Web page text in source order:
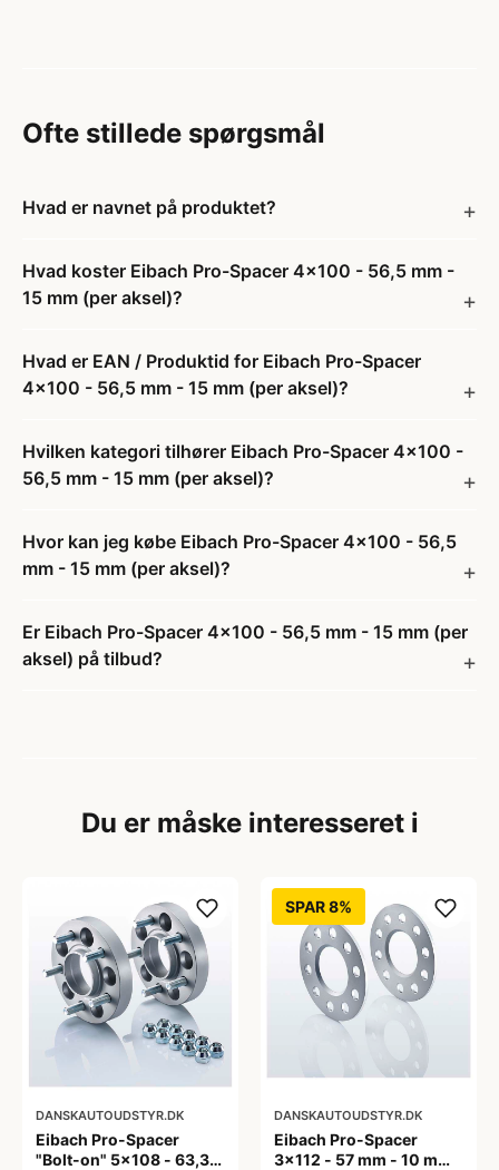
Ofte stillede spørgsmål
Hvad er navnet på produktet?
Hvad koster Eibach Pro-Spacer 4x100 - 56,5 mm -
15 mm (per aksel)?
Hvad er EAN / Produktid for Eibach Pro-Spacer
4x100 - 56,5 mm - 15 mm (per aksel)?
Hvilken kategori tilhører Eibach Pro-Spacer 4x100 -
56,5 mm - 15 mm (per aksel)?
Hvor kan jeg købe Eibach Pro-Spacer 4x100 - 56,5
mm - 15 mm (per aksel)?
Er Eibach Pro-Spacer 4x100 - 56,5 mm - 15 mm (per
aksel) på tilbud?
Du er måske interesseret i
DANSKAUTOUDSTYR.DK
Eibach Pro-Spacer
"Bolt-on" 5x108 - 63,3
SPAR 8%
DANSKAUTOUDSTYR.DK
Eibach Pro-Spacer
3x112 - 57 mm - 10 mm